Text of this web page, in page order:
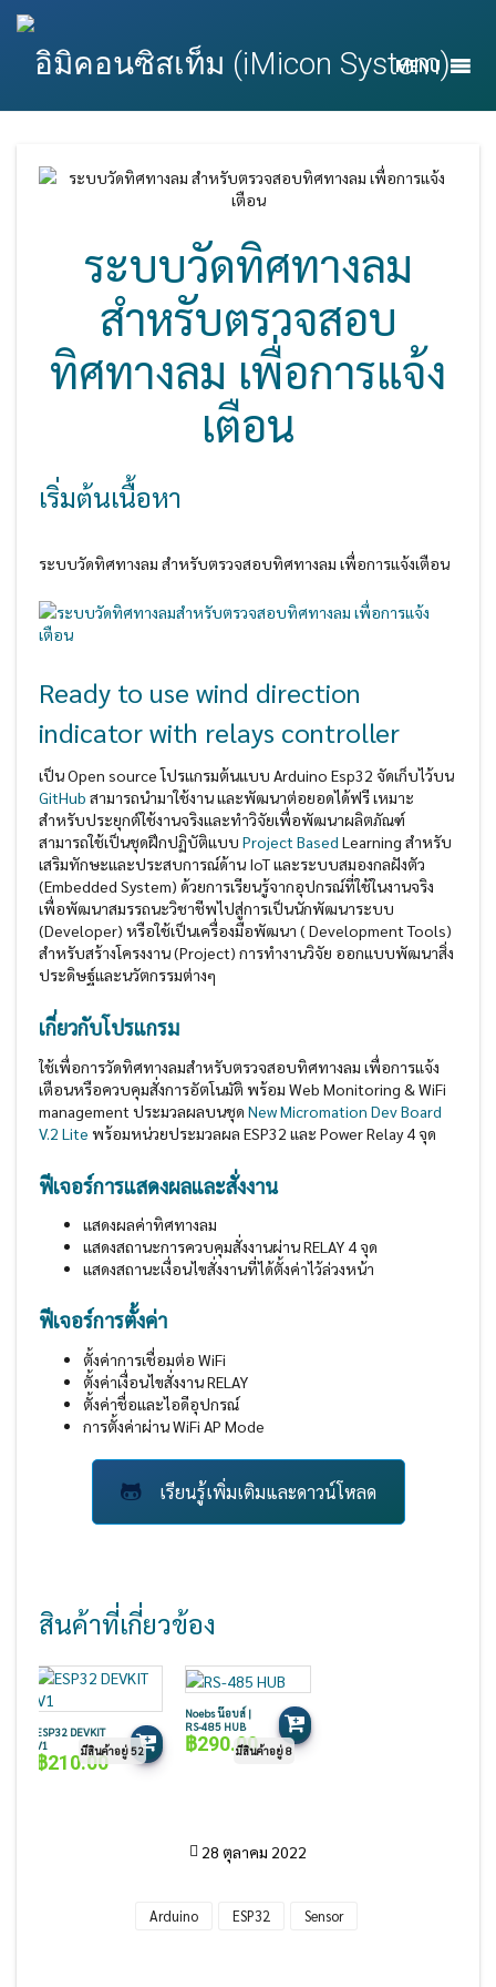
MENU
ระบบวัดทิศทางลม
สำหรับตรวจสอบ
ทิศทางลม เพื่อการแจ้ง
เตือน
เริ่มต้นเนื้อหา
ระบบวัดทิศทางลม สำหรับตรวจสอบทิศทางลม เพื่อการแจ้งเตือน
Ready to use wind direction
indicator with relays controller
เป็น Open source โปรแกรมต้นแบบ Arduino Esp32 จัดเก็บไว้บน
GitHub สามารถนำมาใช้งาน และพัฒนาต่อยอดได้ฟรี เหมาะ
สำหรับประยุกต์ใช้งานจริงและทำวิจัยเพื่อพัฒนาผลิตภัณฑ์
สามารถใช้เป็นชุดฝึกปฏิบัติแบบ Project Based Learning สำหรับ
เสริมทักษะและประสบการณ์ด้าน IoT และระบบสมองกลฝังตัว
(Embedded System) ด้วยการเรียนรู้จากอุปกรณ์ที่ใช้ในงานจริง
เพื่อพัฒนาสมรรถนะวิชาชีพไปสู่การเป็นนักพัฒนาระบบ
(Developer) หรือใช้เป็นเครื่องมือพัฒนา ( Development Tools)
สำหรับสร้างโครงงาน (Project) การทำงานวิจัย ออกแบบพัฒนาสิ่ง
ประดิษฐ์และนวัตกรรมต่างๆ
เกี่ยวกับโปรแกรม
ใช้เพื่อการวัดทิศทางลมสำหรับตรวจสอบทิศทางลม เพื่อการแจ้ง
เตือนหรือควบคุมสั่งการอัตโนมัติ พร้อม Web Monitoring & WiFi
management ประมวลผลบนชุด New Micromation Dev Board
V.2 Lite พร้อมหน่วยประมวลผล ESP32 และ Power Relay 4 จุด
ฟีเจอร์การแสดงผลและสั่งงาน
แสดงผลค่าทิศทางลม
แสดงสถานะการควบคุมสั่งงานผ่าน RELAY 4 จุด
แสดงสถานะเงื่อนไขสั่งงานที่ได้ตั้งค่าไว้ล่วงหน้า
ฟีเจอร์การตั้งค่า
ตั้งค่าการเชื่อมต่อ WiFi
ตั้งค่าเงื่อนไขสั่งงาน RELAY
ตั้งค่าชื่อและไอดีอุปกรณ์
การตั้งค่าผ่าน WiFi AP Mode
เรียนรู้เพิ่มเติมและดาวน์โหลด
สินค้าที่เกี่ยวข้อง
ESP32 DEVKIT
V1
฿210.00
มีสินค้าอยู่ 52
Noebs น๊อบส์ |
RS-485 HUB
฿290.00มีสินค้าอยู่ 8
28 ตุลาคม 2022
Arduino ESP32 Sensor